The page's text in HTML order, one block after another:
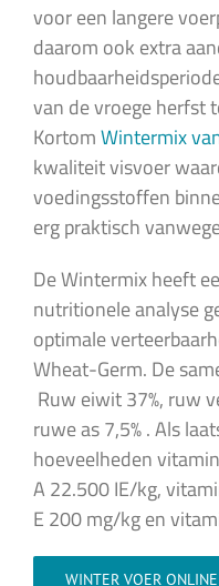
voor een langere
daarom ook extra
van de vroege herfst
KortomWintermix
kwaliteit visvoer
voedingsstoffen
erg praktisch
De Wintermix heeft
nutritionele analyse
optimale
Wheat-Germ. De
Ruw eiwit 37%, ruw
ruwe as 7,5% . Als
hoeveelheden
A 22.500 IE/kg,
E 200 mg/kg en
WINTER VOER